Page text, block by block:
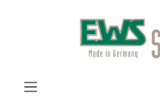
Zum Hauptinhalt springen